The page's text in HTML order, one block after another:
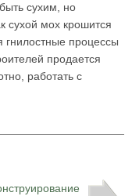
сухим, но
сухой мох крошится
гнилостные процессы
продается
работать с